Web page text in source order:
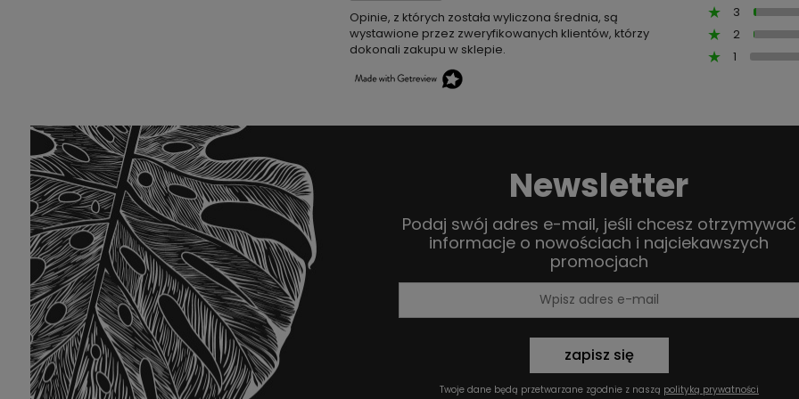
Opinie, z których została wyliczona średnia, są
wystawione przez zweryfikowanych klientów, którzy
dokonali zakupu w sklepie.
3
2
1
Newsletter
Podaj swój adres e-mail, jeśli chcesz otrzymywać
informacje o nowościach i najciekawszych
promocjach
zapisz się
Twoje dane będą przetwarzane zgodnie z naszą polityką prywatności